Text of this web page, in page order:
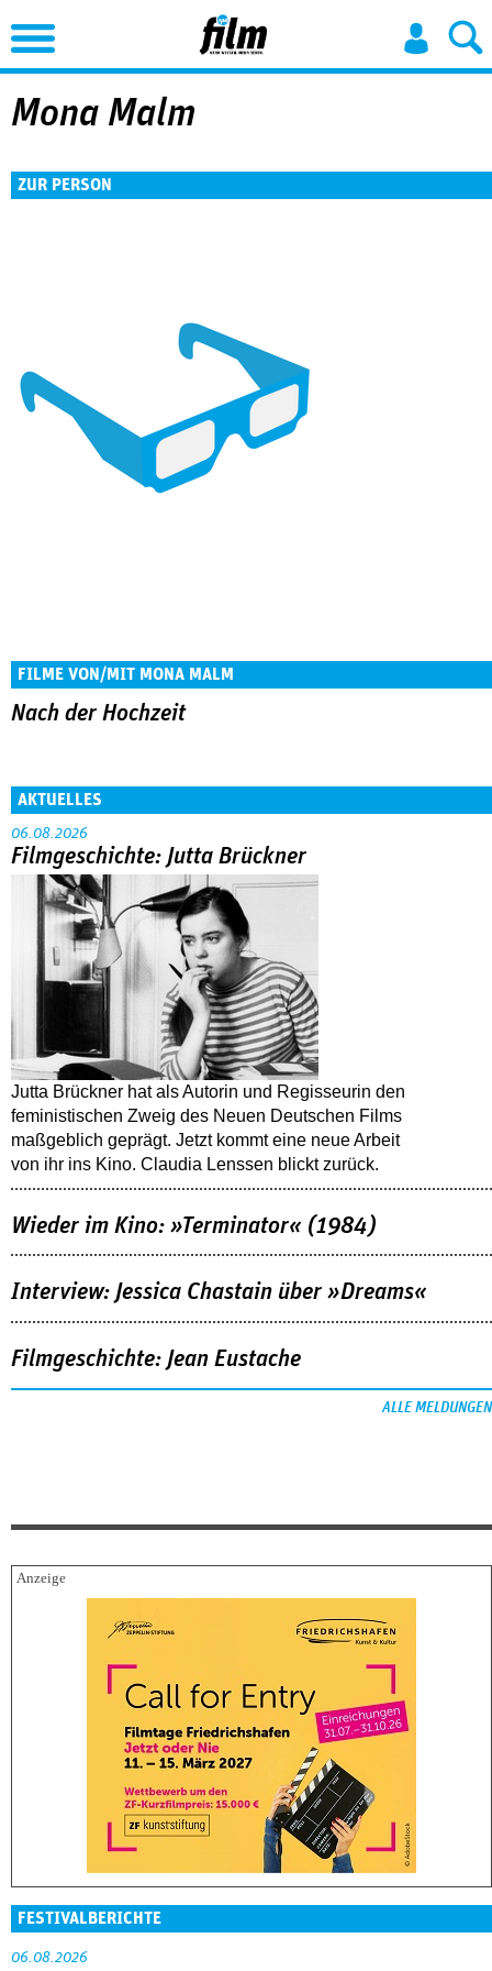
Jump to Navigation
Mona Malm
ZUR PERSON
FILME VON/MIT MONA MALM
Nach der Hochzeit
AKTUELLES
06.08.2026
Filmgeschichte: Jutta Brückner
Jutta Brückner hat als Autorin und Regisseurin den
feministischen Zweig des Neuen Deutschen Films
maßgeblich geprägt. Jetzt kommt eine neue Arbeit
von ihr ins Kino. Claudia Lenssen blickt zurück.
Wieder im Kino: »Terminator« (1984)
Interview: Jessica Chastain über »Dreams«
Filmgeschichte: Jean Eustache
ALLE MELDUNGEN
FESTIVALBERICHTE
06.08.2026